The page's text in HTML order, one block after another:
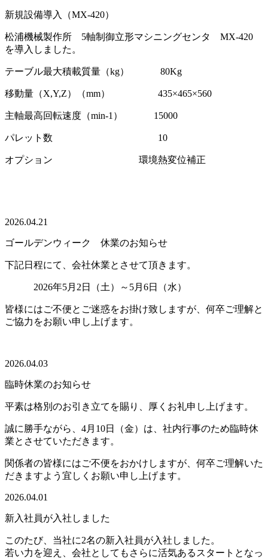
新規設備導入（MX-420）
松浦機械製作所 5軸制御立形マシニングセンタ MX-420
を導入しました。
テーブル最大積載質量（kg） 80Kg
移動量（X,Y,Z）（mm） 435×465×560
主軸最高回転速度（min-1） 15000
パレット数 10
オプション 環境熱変位補正
2026.04.21
ゴールデンウィーク 休業のお知らせ
下記日程にて、会社休業とさせて頂きます。
2026年5月2日（土）～5月6日（水）
皆様にはご不便とご迷惑をお掛け致しますが、何卒ご理解と
ご協力をお願い申し上げます。
2026.04.03
臨時休業のお知らせ
平素は格別のお引き立てを賜り、厚くお礼申し上げます。
誠に勝手ながら、4月10日（金）は、社内行事のため臨時休
業とさせていただきます。
関係者の皆様にはご不便をおかけしますが、何卒ご理解いた
だきますよう宜しくお願い申し上げます。
2026.04.01
新入社員が入社しました
このたび、当社に2名の新入社員が入社しました。
若い力を迎え、会社としてもさらに活気あるスタートとなっ